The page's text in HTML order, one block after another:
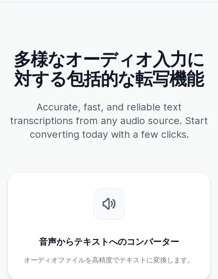
多様なオーディオ入力に
対する包括的な転写機能
Accurate, fast, and reliable text
transcriptions from any audio source. Start
converting today with a few clicks.
音声からテキストへのコンバーター
オーディオファイルを高精度でテキストに変換します。